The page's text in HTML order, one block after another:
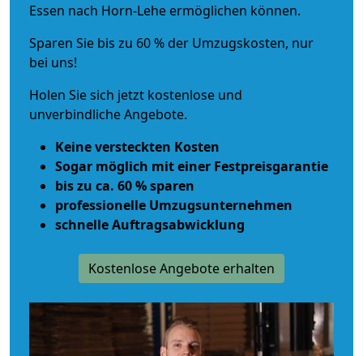
Essen nach Horn-Lehe ermöglichen können.
Sparen Sie bis zu 60 % der Umzugskosten, nur
bei uns!
Holen Sie sich jetzt kostenlose und
unverbindliche Angebote.
Keine versteckten Kosten
Sogar möglich mit einer Festpreisgarantie
bis zu ca. 60 % sparen
professionelle Umzugsunternehmen
schnelle Auftragsabwicklung
Kostenlose Angebote erhalten